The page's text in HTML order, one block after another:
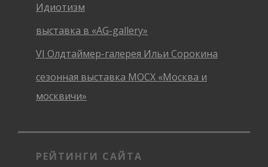
Идиотизм
выставка в «AG-gallery»
VI Олдтаймер-галерея Ильи Сорокина
сезонная выставка МОСХ «Москва и
москвичи»
РЕЙТИНГИ САЙТА